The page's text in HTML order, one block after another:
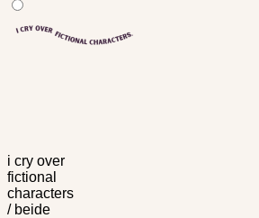
i cry over
fictional
characters
/ beide